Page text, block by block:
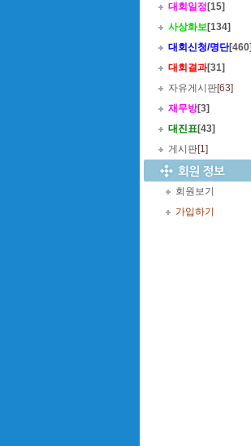
대회일정 [15]
사상화보[134]
대회신청/명단[460]
대회결과[31]
자유게시판[63]
재무방[3]
대진표[43]
게시판[1]
회원보기
가입하기